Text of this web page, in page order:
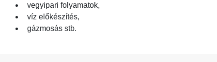
vegyipari folyamatok,
víz előkészítés,
gázmosás stb.